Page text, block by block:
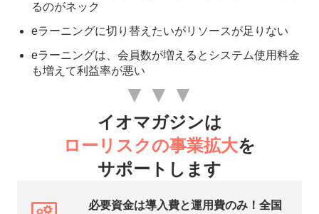
るのがネック
eラーニングに切り替えたいがリソースが足りない
eラーニングは、会員数が増えるとシステム使用料金
も増えて利益率が悪い
▼▼▼
イオマガジンは
ローリスクの事業拡大を
サポートします
必要資金は導入費と運用費のみ！全国